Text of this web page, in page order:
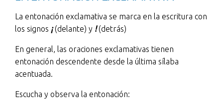
La entonación exclamativa se marca en la escritura con
los signos ¡(delante) y !(detrás)
En general, las oraciones exclamativas tienen
entonación descendente desde la última sílaba
acentuada.
Escucha y observa la entonación: